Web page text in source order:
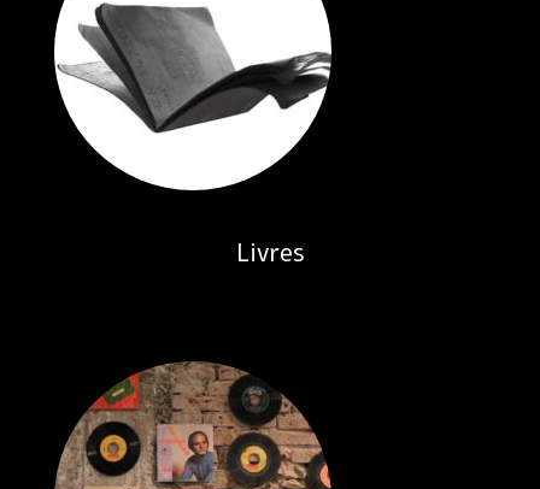
Livres